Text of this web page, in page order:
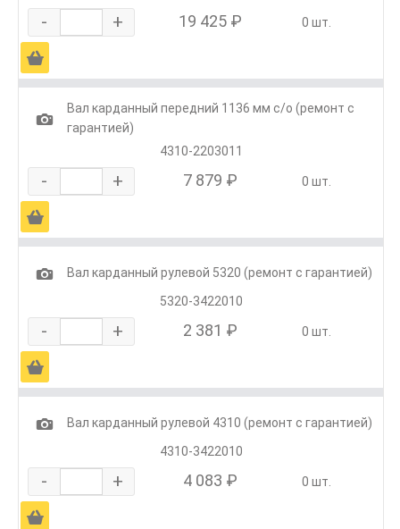
- + 19 425 ₽ 0 шт.
Ä
1
Вал карданный передний 1136 мм с/о (ремонт с
гарантией)
4310-2203011
- + 7 879 ₽ 0 шт.
Ä
1
Вал карданный рулевой 5320 (ремонт с гарантией)
5320-3422010
- + 2 381 ₽ 0 шт.
Ä
1
Вал карданный рулевой 4310 (ремонт с гарантией)
4310-3422010
- + 4 083 ₽ 0 шт.
Ä